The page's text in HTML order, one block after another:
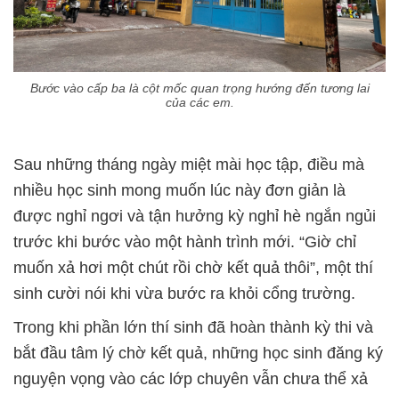
Bước vào cấp ba là cột mốc quan trọng hướng đến tương lai
của các em.
Sau những tháng ngày miệt mài học tập, điều mà
nhiều học sinh mong muốn lúc này đơn giản là
được nghỉ ngơi và tận hưởng kỳ nghỉ hè ngắn ngủi
trước khi bước vào một hành trình mới. “Giờ chỉ
muốn xả hơi một chút rồi chờ kết quả thôi”, một thí
sinh cười nói khi vừa bước ra khỏi cổng trường.
Trong khi phần lớn thí sinh đã hoàn thành kỳ thi và
bắt đầu tâm lý chờ kết quả, những học sinh đăng ký
nguyện vọng vào các lớp chuyên vẫn chưa thể xả